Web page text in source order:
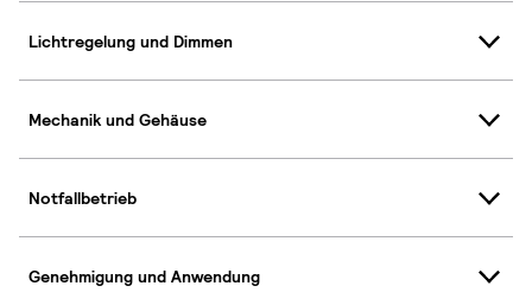
Lichtregelung und Dimmen
Mechanik und Gehäuse
Notfallbetrieb
Genehmigung und Anwendung